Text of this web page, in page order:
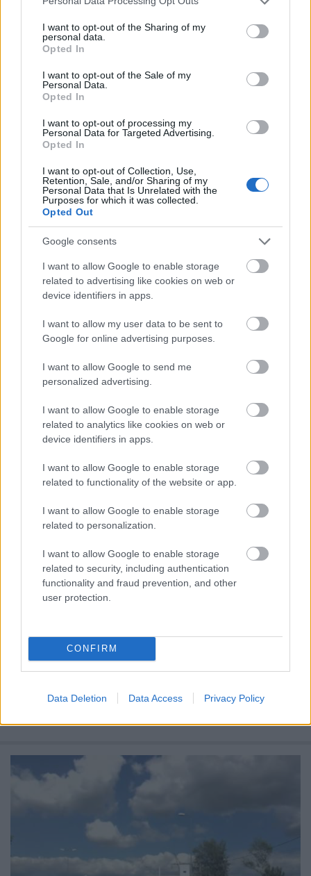
not limited to your visit or usage behaviour. You may click to
grant or deny consent to Google and its third-party tags to
use your data for below specified purposes in below Google
consent section.
I want to opt-out of the Sharing of my
personal data.
Opted In
I want to opt-out of the Sale of my
Personal Data.
Opted In
I want to opt-out of processing my
Personal Data for Targeted Advertising.
Opted In
I want to opt-out of Collection, Use,
Retention, Sale, and/or Sharing of my
Personal Data that Is Unrelated with the
Purposes for which it was collected.
Opted Out
Google consents
I want to allow Google to enable storage
related to advertising like cookies on web or
device identifiers in apps.
I want to allow my user data to be sent to
Google for online advertising purposes.
I want to allow Google to send me
personalized advertising.
I want to allow Google to enable storage
related to analytics like cookies on web or
device identifiers in apps.
I want to allow Google to enable storage
related to functionality of the website or app.
I want to allow Google to enable storage
related to personalization.
I want to allow Google to enable storage
related to security, including authentication
functionality and fraud prevention, and other
user protection.
CONFIRM
Data Deletion Data Access Privacy Policy
Az alábbi videó egyrészt az autóúton kerékpározó
delikvens miatt került föl. Másrészt viszont öröm volt
nézni a sok kerékpárost a jól ...
2010. szeptember 28.
2010. szeptember 28.